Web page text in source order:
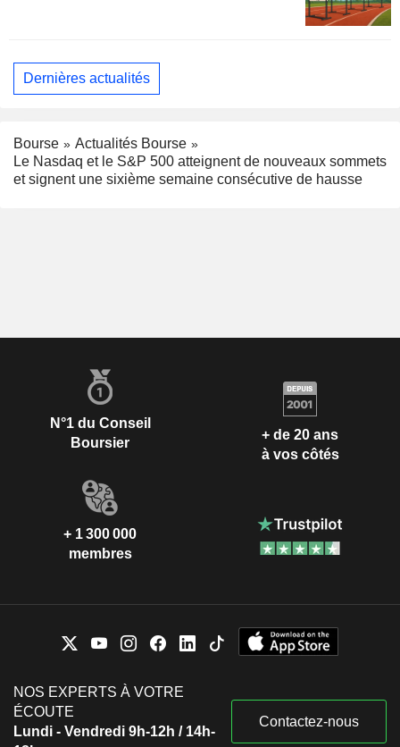
Dernières actualités
Bourse
Actualités Bourse
Le Nasdaq et le S&P 500 atteignent de nouveaux sommets
et signent une sixième semaine consécutive de hausse
N°1 du Conseil
Boursier
+ de 20 ans
à vos côtés
+ 1 300 000
membres
NOS EXPERTS À VOTRE
ÉCOUTE
Lundi - Vendredi 9h-12h / 14h-
Contactez-nous